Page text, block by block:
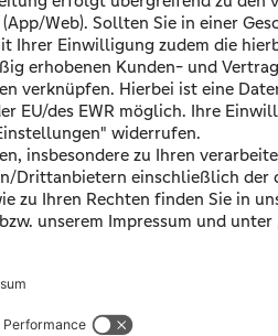
So funktioniert's
2. Individuellen
Experten am Telefon